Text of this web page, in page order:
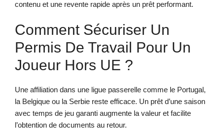
contenu et une revente rapide après un prêt performant.
Comment Sécuriser Un
Permis De Travail Pour Un
Joueur Hors UE ?
Une affiliation dans une ligue passerelle comme le Portugal,
la Belgique ou la Serbie reste efficace. Un prêt d’une saison
avec temps de jeu garanti augmente la valeur et facilite
l’obtention de documents au retour.